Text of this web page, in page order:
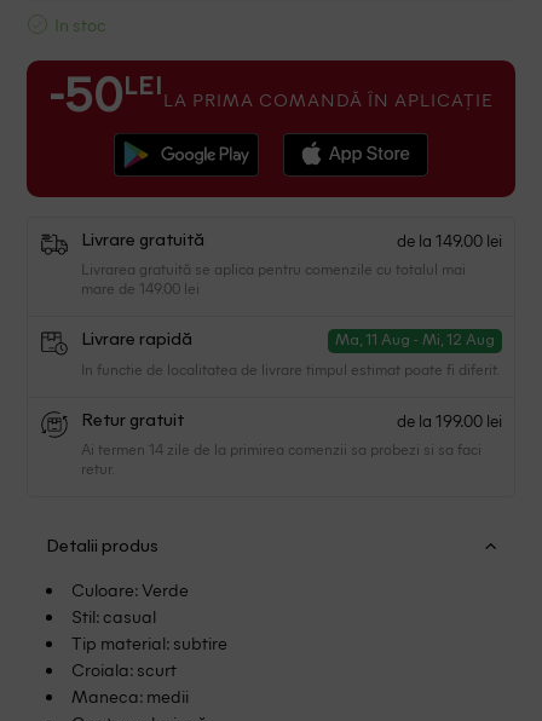
In stoc
-50 LEI LA PRIMA COMANDĂ ÎN APLICAȚIE
Livrare gratuită de la 149.00 lei
Livrarea gratuită se aplica pentru comenzile cu totalul mai
mare de 149.00 lei
Livrare rapidă Ma, 11 Aug - Mi, 12 Aug
In functie de localitatea de livrare timpul estimat poate fi diferit.
Retur gratuit de la 199.00 lei
Ai termen 14 zile de la primirea comenzii sa probezi si sa faci
retur.
Detalii produs
Culoare: Verde
Stil: casual
Tip material: subtire
Croiala: scurt
Maneca: medii